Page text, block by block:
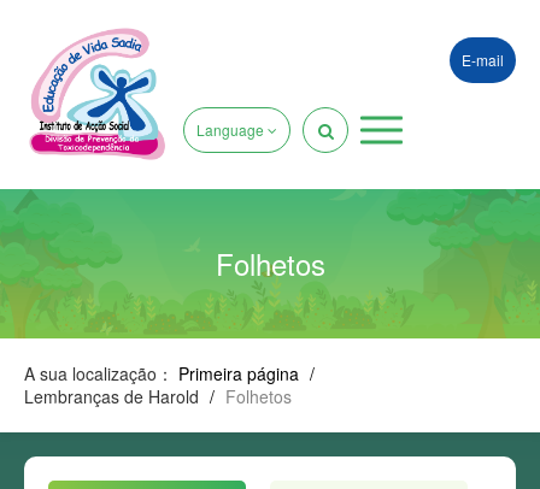
E-mail
Language
Folhetos
A sua localização： Primeira página /
Lembranças de Harold / Folhetos